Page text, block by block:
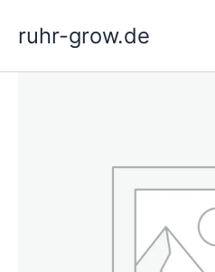
ruhr-grow.de